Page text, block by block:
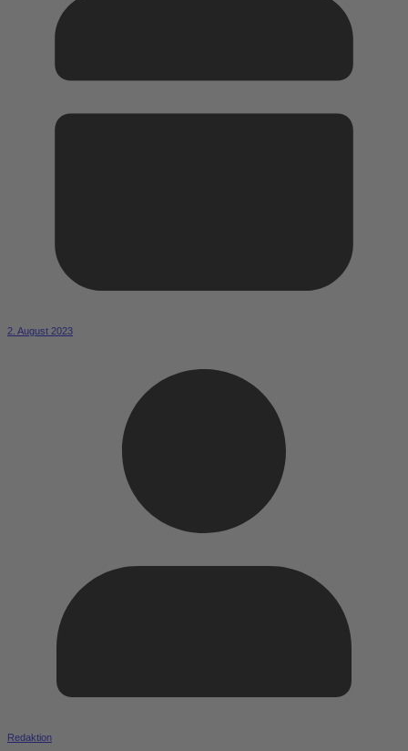
2. August 2023
Redaktion